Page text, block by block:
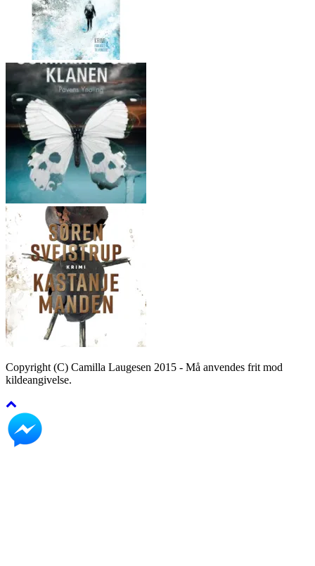
Copyright (C) Camilla Laugesen 2015 - Må anvendes frit mod
kildeangivelse.